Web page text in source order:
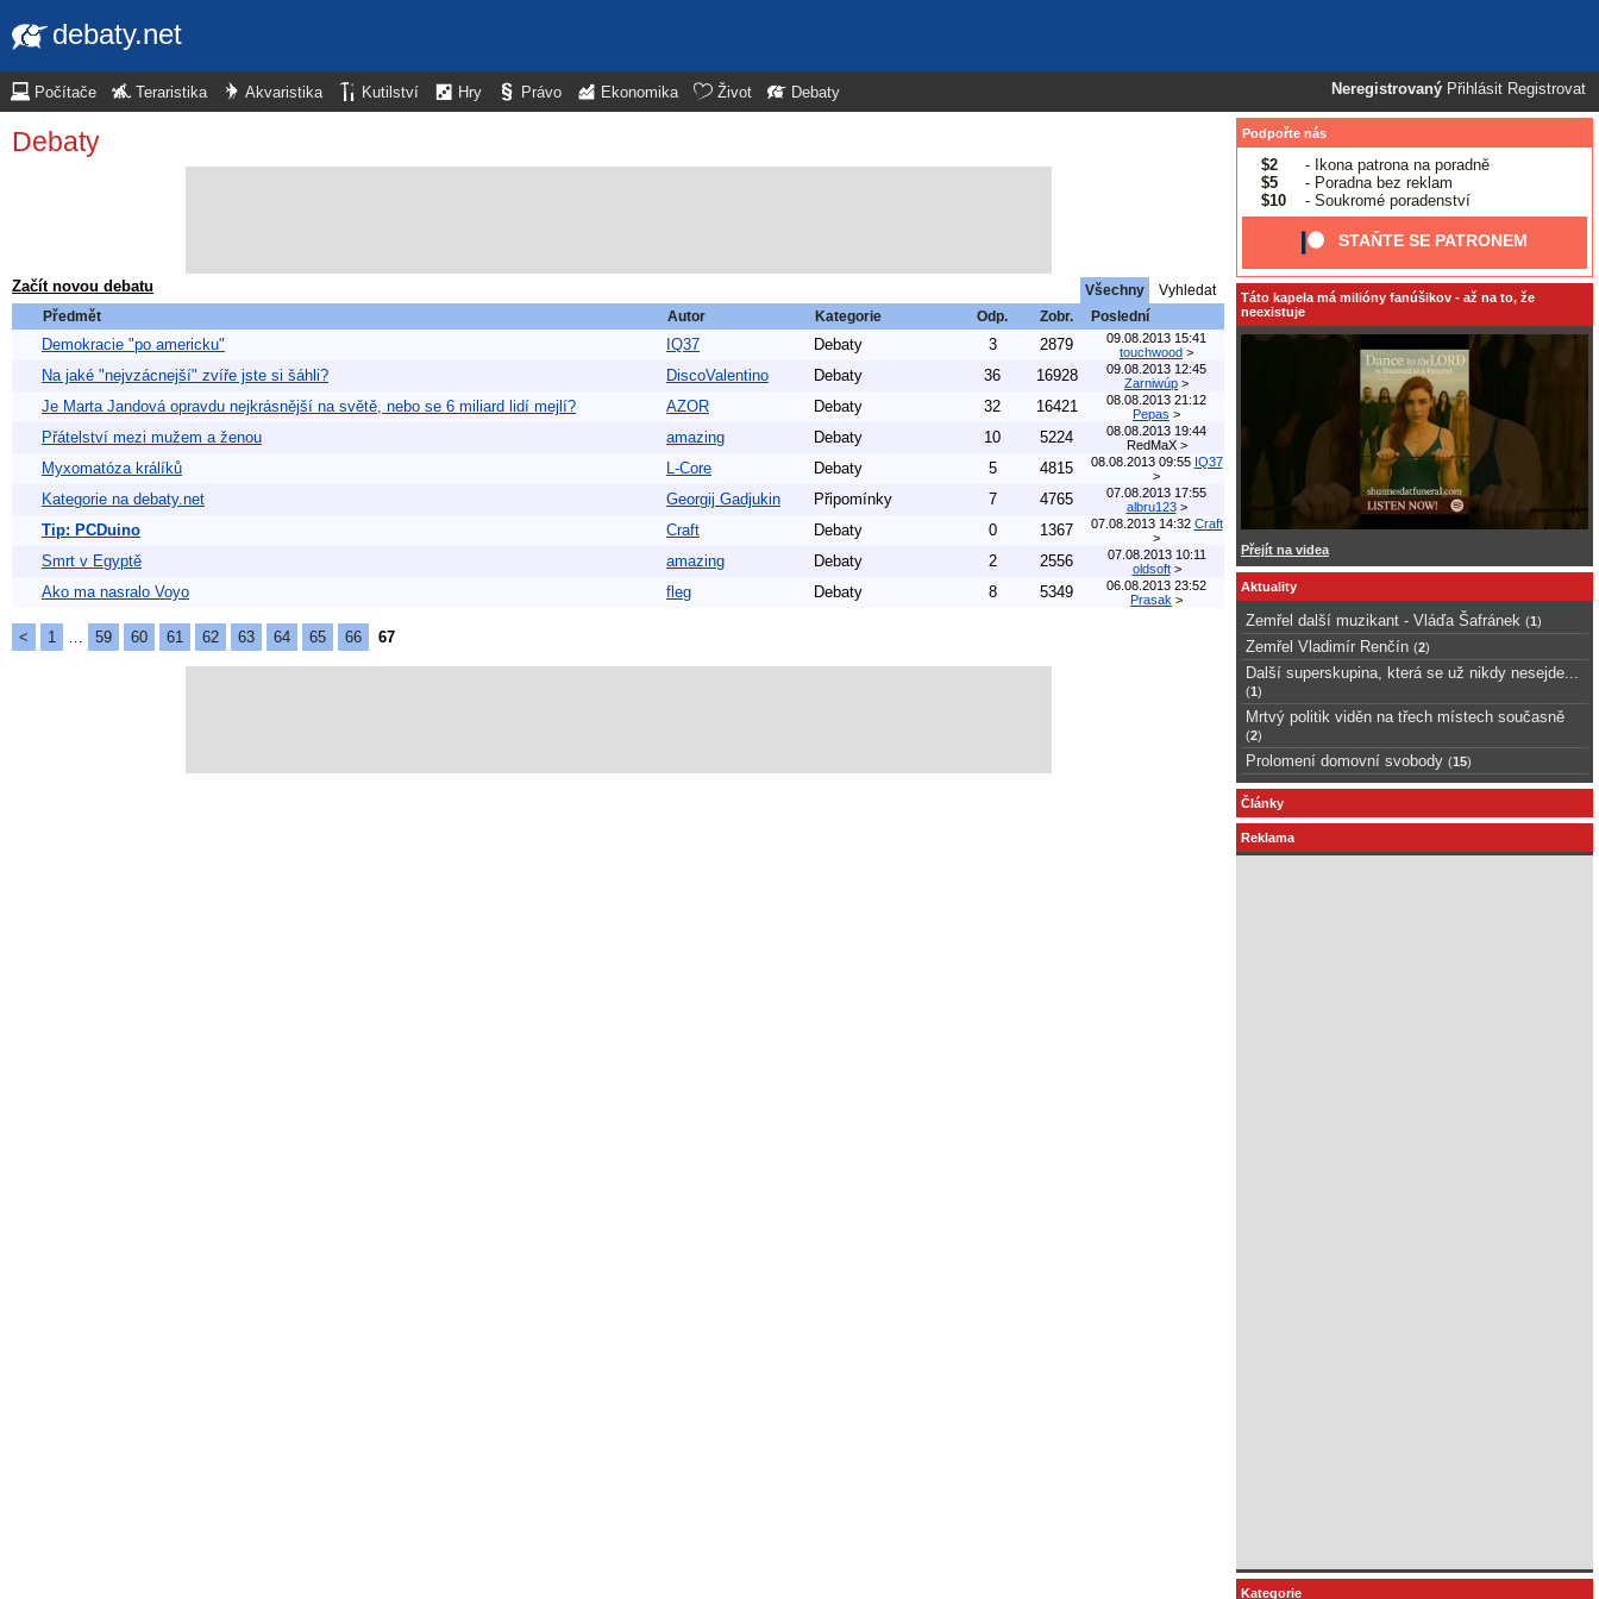
debaty.net
Neregistrovaný Přihlásit Registrovat
Počítače Teraristika Akvaristika Kutilství Hry Právo Ekonomika Život Debaty
Debaty
Začít novou debatu Všechny
Vyhledat
Předmět
Autor Kategorie Odp. Zobr. Poslední
Demokracie "po americku" IQ37 Debaty 3 2879
09.08.2013 15:41
touchwood >
Na jaké "nejvzácnejší" zvíře jste si šáhli? DiscoValentino Debaty 36 16928
09.08.2013 12:45
Zarniwúp >
Je Marta Jandová opravdu nejkrásnější na světě, nebo se 6 miliard lidí mejlí? AZOR Debaty 32 16421
08.08.2013 21:12
Pepas >
Přátelství mezi mužem a ženou amazing Debaty 10 5224
08.08.2013 19:44
RedMaX >
Myxomatóza králíků L-Core Debaty 5 4815 08.08.2013 09:55 IQ37
>
Kategorie na debaty.net Georgij Gadjukin Připomínky 7 4765
07.08.2013 17:55
albru123 >
Tip: PCDuino Craft Debaty 0 1367 07.08.2013 14:32 Craft
>
Smrt v Egyptě amazing Debaty 2 2556
07.08.2013 10:11
oldsoft >
Ako ma nasralo Voyo fleg Debaty 8 5349
06.08.2013 23:52
Prasak >
< 1 59 60 61 62 63 64 65 66 67
Podpořte nás
$2
- Ikona patrona na poradně
$5
- Poradna bez reklam
$10
- Soukromé poradenství
STAŇTE SE PATRONEM
Táto kapela má milióny fanúšikov - až na to, že
neexistuje
Přejít na videa
Aktuality
Zemřel další muzikant - Vláďa Šafránek (1 )
Zemřel Vladimír Renčín (2)
Další superskupina, která se už nikdy nesejde...
(1 )
Mrtvý politik viděn na třech místech současně
(2)
Prolomení domovní svobody (15)
Články
Reklama
Kategorie